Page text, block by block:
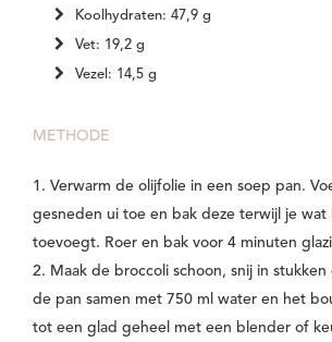
Koolhydraten: 47,9 g
Vet: 19,2 g
Vezel: 14,5 g
METHODE
1. Verwarm de olijfolie in een soep pan.
gesneden ui toe en bak deze terwijl je
toevoegt. Roer en bak voor 4 minuten
2. Maak de broccoli schoon, snij in
de pan samen met 750 ml water en het
tot een glad geheel met een blender of